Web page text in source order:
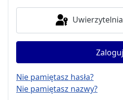
Zaloguj
Nie pamiętasz hasła?
Nie pamiętasz nazwy?